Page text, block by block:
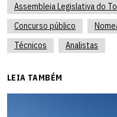
Assembleia Legislativa do
Concurso público
Técnicos
Analistas
LEIA TAMBÉM